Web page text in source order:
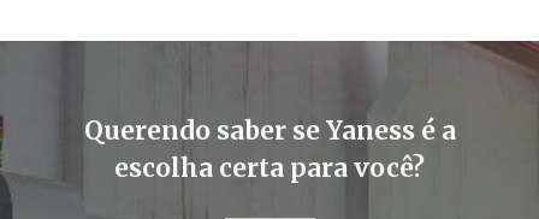
Querendo saber se Yaness é a
escolha certa para você?